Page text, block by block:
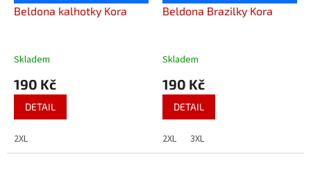
Beldona kalhotky Kora
Skladem
190 Kč
DETAIL
2XL
Beldona Brazilky Kora
Skladem
190 Kč
DETAIL
2XL 3XL